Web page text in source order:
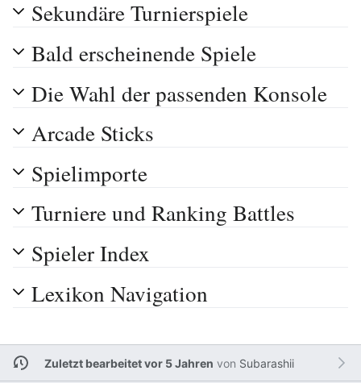
Sekundäre Turnierspiele
Bald erscheinende Spiele
Die Wahl der passenden Konsole
Arcade Sticks
Spielimporte
Turniere und Ranking Battles
Spieler Index
Lexikon Navigation
Zuletzt bearbeitet vor 5 Jahren von Subarashii